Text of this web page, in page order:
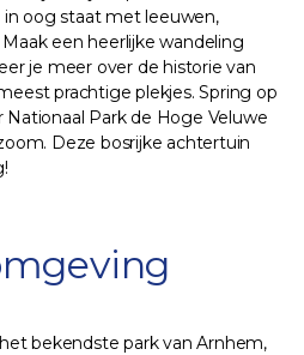
in oog staat met leeuwen,
een heerlijke wandeling
je meer over de historie van
prachtige plekjes. Spring op
Nationaal Park de Hoge Veluwe
Deze bosrijke achtertuin
bekendste park van Arnhem,